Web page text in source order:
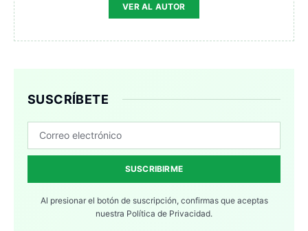
VER AL AUTOR
SUSCRÍBETE
SUSCRIBIRME
Al presionar el botón de suscripción, confirmas que aceptas
nuestra Política de Privacidad.